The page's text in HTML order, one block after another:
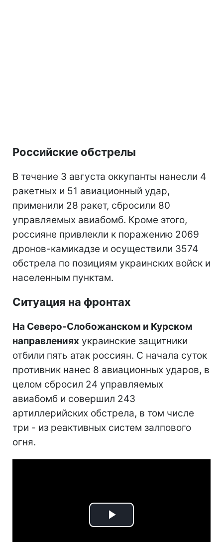
Российские обстрелы
В течение 3 августа оккупанты нанесли 4
ракетных и 51 авиационный удар,
применили 28 ракет, сбросили 80
управляемых авиабомб. Кроме этого,
россияне привлекли к поражению 2069
дронов-камикадзе и осуществили 3574
обстрела по позициям украинских войск и
населенным пунктам.
Ситуация на фронтах
На Северо-Слобожанском и Курском
направлениях украинские защитники
отбили пять атак россиян. С начала суток
противник нанес 8 авиационных ударов, в
целом сбросил 24 управляемых
авиабомб и совершил 243
артиллерийских обстрела, в том числе
три - из реактивных систем залпового
огня.
Play